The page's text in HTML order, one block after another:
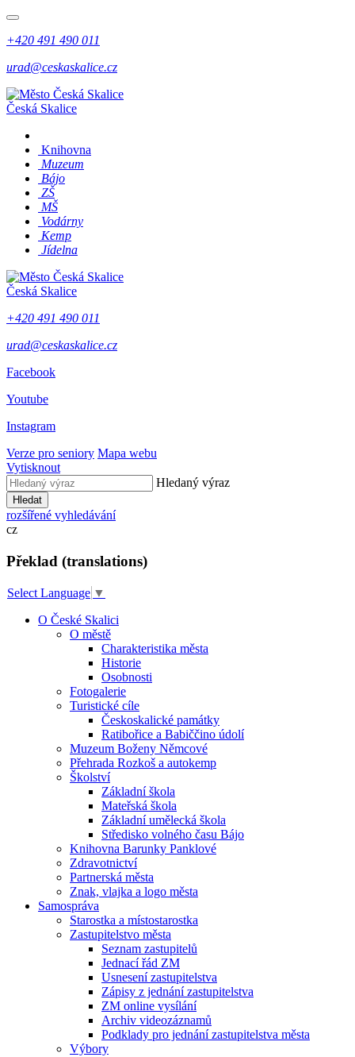
+420 491 490 011
urad@ceskaskalice.cz
Česká Skalice
Knihovna
Muzeum
Bájo
ZŠ
MŠ
Vodárny
Kemp
Jídelna
Česká Skalice
+420 491 490 011
urad@ceskaskalice.cz
Facebook
Youtube
Instagram
Verze pro seniory Mapa webu
Vytisknout
Hledaný výraz
Hledat
rozšířené vyhledávání
cz
Překlad (translations)
Select Language ▼
O České Skalici
O městě
Charakteristika města
Historie
Osobnosti
Fotogalerie
Turistické cíle
Českoskalické památky
Ratibořice a Babiččino údolí
Muzeum Boženy Němcové
Přehrada Rozkoš a autokemp
Školství
Základní škola
Mateřská škola
Základní umělecká škola
Středisko volného času Bájo
Knihovna Barunky Panklové
Zdravotnictví
Partnerská města
Znak, vlajka a logo města
Samospráva
Starostka a místostarostka
Zastupitelstvo města
Seznam zastupitelů
Jednací řád ZM
Usnesení zastupitelstva
Zápisy z jednání zastupitelstva
ZM online vysílání
Archiv videozáznamů
Podklady pro jednání zastupitelstva města
Výbory